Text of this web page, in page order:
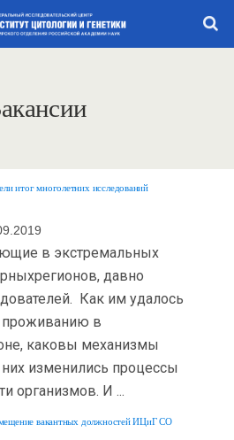
итог многолетних исследований
в экстремальных
давно
Как им удалось
проживанию в
каковы механизмы
изменились процессы
организмов. И ...
вакантных должностей ИЦиГ СО